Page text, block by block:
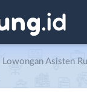
Asisten Rumah Tangga di Rumah